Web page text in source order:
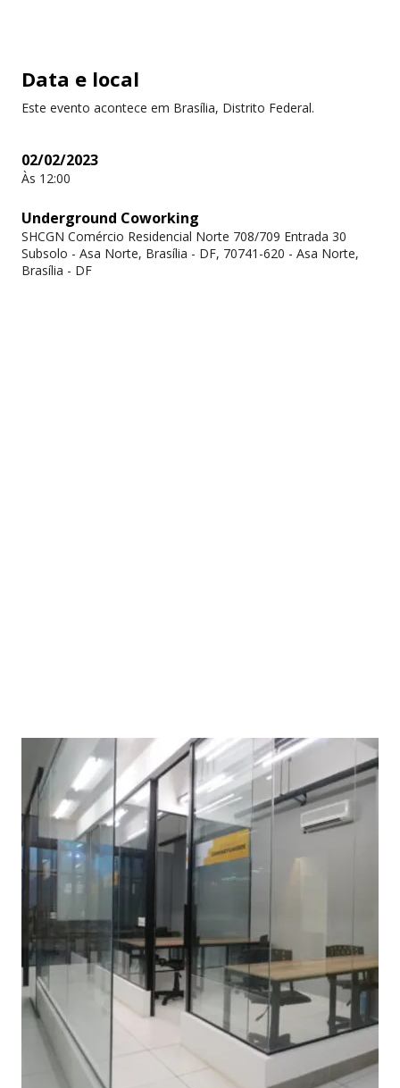
Data e local
Este evento acontece em Brasília, Distrito Federal.
02/02/2023
Às 12:00
Underground Coworking
SHCGN Comércio Residencial Norte 708/709 Entrada 30
Subsolo - Asa Norte, Brasília - DF, 70741-620 - Asa Norte,
Brasília - DF